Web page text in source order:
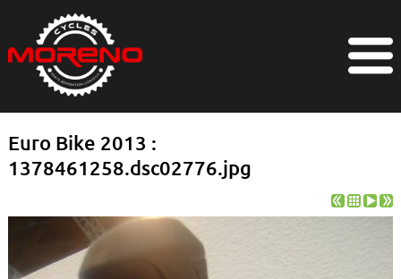
Euro Bike 2013 :
1378461258.dsc02776.jpg